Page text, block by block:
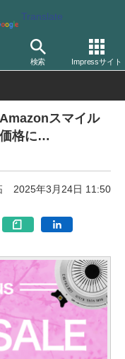
Translate
検索 Impressサイト
スマイル
格に…
2025年3月24日 11:50